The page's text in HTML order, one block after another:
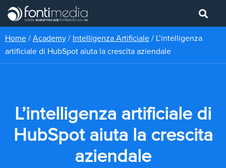
Home / Academy / Intelligenza Artificiale / L’intelligenza
artificiale di HubSpot aiuta la crescita aziendale
L’intelligenza artificiale di
HubSpot aiuta la crescita
aziendale